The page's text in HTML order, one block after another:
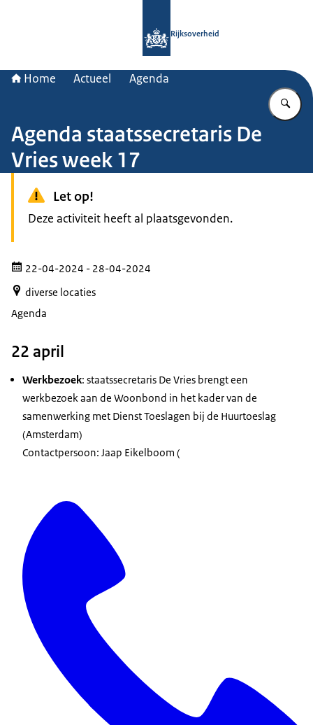
Rijksoverheid
Home Actueel Agenda
Agenda staatssecretaris De
Vries week 17
Let op!
Deze activiteit heeft al plaatsgevonden.
22-04-2024 - 28-04-2024
diverse locaties
Agenda
22 april
Werkbezoek: staatssecretaris De Vries brengt een
werkbezoek aan de Woonbond in het kader van de
samenwerking met Dienst Toeslagen bij de Huurtoeslag
(Amsterdam)
Contactpersoon: Jaap Eikelboom (